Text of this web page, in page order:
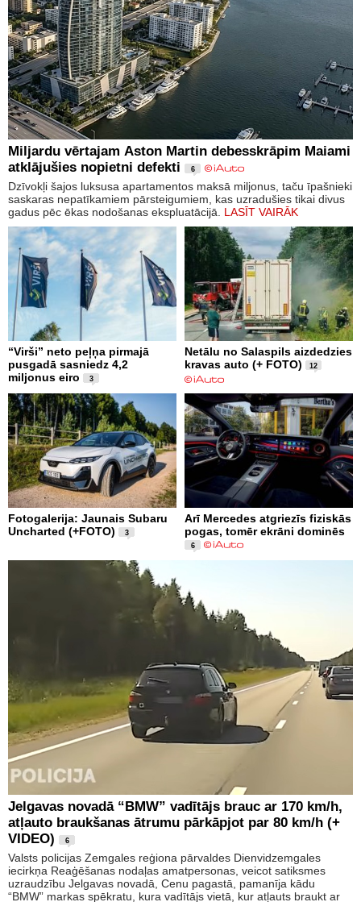
Miljardu vērtajam Aston Martin debesskrāpim Maiami
atklājušies nopietni defekti
6
Dzīvokļi šajos luksusa apartamentos maksā miljonus, taču īpašnieki
saskaras nepatīkamiem pārsteigumiem, kas uzradušies tikai divus
gadus pēc ēkas nodošanas ekspluatācijā. LASĪT VAIRĀK
“Virši” neto peļņa pirmajā
pusgadā sasniedz 4,2
miljonus eiro
3
Netālu no Salaspils aizdedzies
kravas auto (+ FOTO)
12
Fotogalerija: Jaunais Subaru
Uncharted (+FOTO)
3
Arī Mercedes atgriezīs fiziskās
pogas, tomēr ekrāni dominēs
6
Jelgavas novadā “BMW” vadītājs brauc ar 170 km/h,
atļauto braukšanas ātrumu pārkāpjot par 80 km/h (+
VIDEO)
6
Valsts policijas Zemgales reģiona pārvaldes Dienvidzemgales
iecirkņa Reaģēšanas nodaļas amatpersonas, veicot satiksmes
uzraudzību Jelgavas novadā, Cenu pagastā, pamanīja kādu
“BMW” markas spēkratu, kura vadītājs vietā, kur atļauts braukt ar